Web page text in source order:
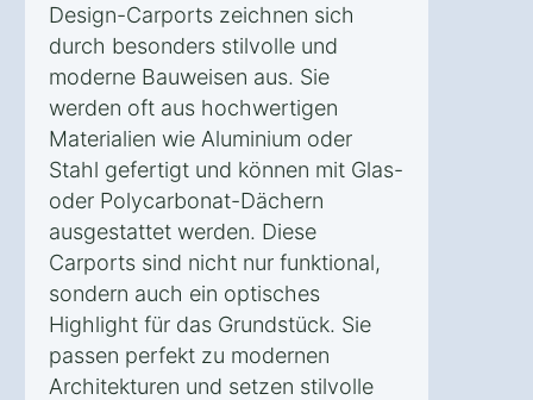
Design-Carports zeichnen sich
durch besonders stilvolle und
moderne Bauweisen aus. Sie
werden oft aus hochwertigen
Materialien wie Aluminium oder
Stahl gefertigt und können mit Glas-
oder Polycarbonat-Dächern
ausgestattet werden. Diese
Carports sind nicht nur funktional,
sondern auch ein optisches
Highlight für das Grundstück. Sie
passen perfekt zu modernen
Architekturen und setzen stilvolle